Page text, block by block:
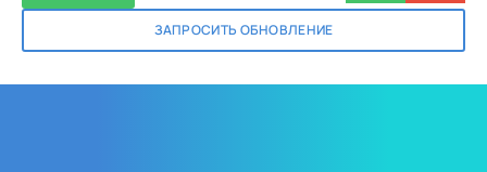
ЗАПРОСИТЬ ОБНОВЛЕНИЕ